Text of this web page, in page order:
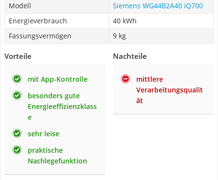
Modell
Siemens WG44B2A40 iQ700
Energieverbrauch
40 kWh
Fassungsvermögen
9 kg
Vorteile
mit App-Kontrolle
besonders gute
Energieeffizienzklass
e
sehr leise
praktische
Nachlegefunktion
Nachteile
mittlere
Verarbeitungsqualit
ät